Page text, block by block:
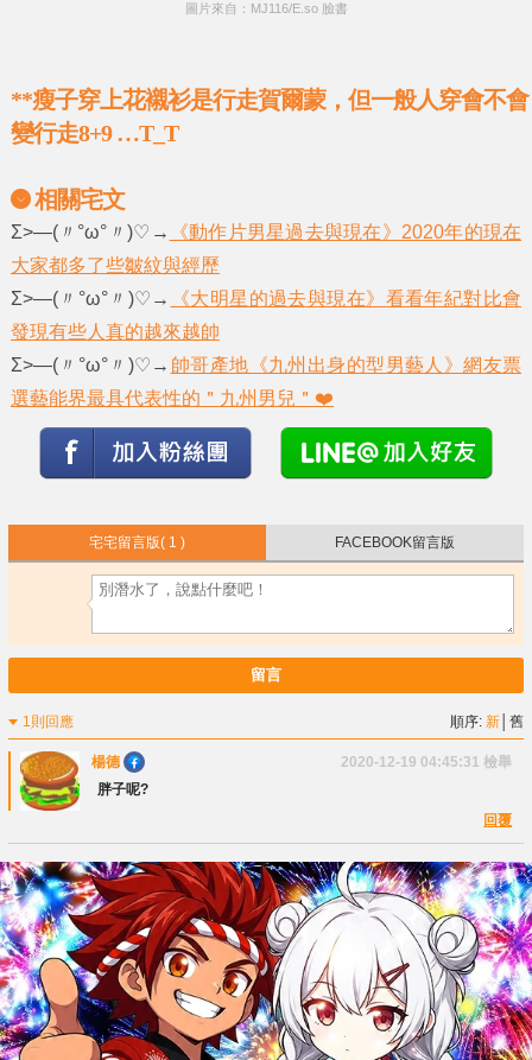
圖片來自：MJ116/E.so 臉書
**瘦子穿上花襯衫是行走賀爾蒙，但一般人穿會不會
變行走8+9 …T_T
相關宅文
Σ>―(〃°ω°〃)♡→
《動作片男星過去與現在》2020年的現在
大家都多了些皺紋與經歷
Σ>―(〃°ω°〃)♡→
《大明星的過去與現在》看看年紀對比會
發現有些人真的越來越帥
Σ>―(〃°ω°〃)♡→ 帥哥產地《九州出身的型男藝人》網友票
選藝能界最具代表性的＂九州男兒＂❤️
宅宅留言版( 1 ) FACEBOOK留言版
留言
1則回應 順序:新 │舊
楊德 2020-12-19 04:45:31 檢舉
胖子呢?
回覆